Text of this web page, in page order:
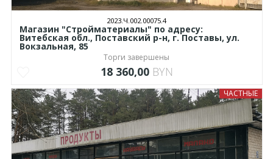
2023.Ч.002.00075.4
Магазин "Стройматериалы" по адресу:
Витебская обл., Поставский р-н, г. Поставы, ул.
Вокзальная, 85
Торги завершены
18 360,00 BYN
ЧАСТНЫЕ